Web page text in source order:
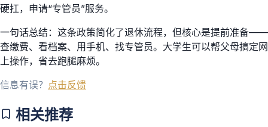
硬扛，申请“专管员”服务。
一句话总结：这条政策简化了退休流程，但核心是提前准备——
查缴费、看档案、用手机、找专管员。大学生可以帮父母搞定网
上操作，省去跑腿麻烦。
信息有误？ 点击反馈
相关推荐